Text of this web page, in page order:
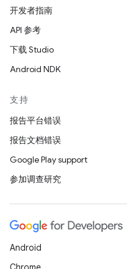
开发者指南
API 参考
下载 Studio
Android NDK
支持
报告平台错误
报告文档错误
Google Play support
参加调查研究
Android